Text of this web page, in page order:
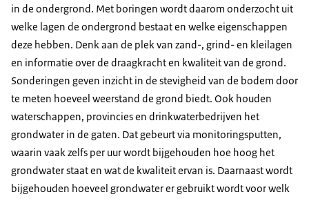
in de ondergrond. Met boringen wordt daarom onderzocht uit
welke lagen de ondergrond bestaat en welke eigenschappen
deze hebben. Denk aan de plek van zand-, grind- en kleilagen
en informatie over de draagkracht en kwaliteit van de grond.
Sonderingen geven inzicht in de stevigheid van de bodem door
te meten hoeveel weerstand de grond biedt. Ook houden
waterschappen, provincies en drinkwaterbedrijven het
grondwater in de gaten. Dat gebeurt via monitoringsputten,
waarin vaak zelfs per uur wordt bijgehouden hoe hoog het
grondwater staat en wat de kwaliteit ervan is. Daarnaast wordt
bijgehouden hoeveel grondwater er gebruikt wordt voor welk